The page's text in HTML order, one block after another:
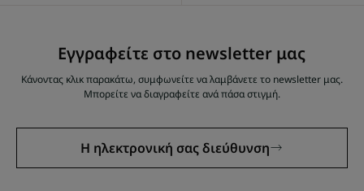
Εγγραφείτε στο newsletter μας
Κάνοντας κλικ παρακάτω, συμφωνείτε να λαμβάνετε το newsletter μας.
Μπορείτε να διαγραφείτε ανά πάσα στιγμή.
Η ηλεκτρονική σας διεύθυνση